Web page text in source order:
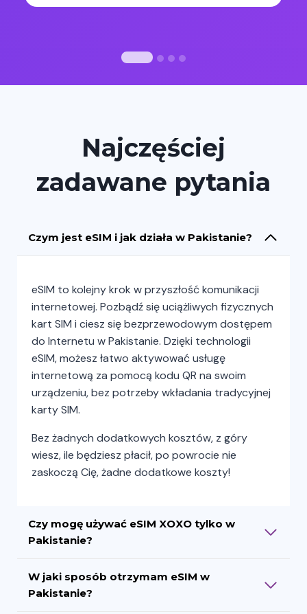
Najczęściej
zadawane pytania
Czym jest eSIM i jak działa w Pakistanie?
eSIM to kolejny krok w przyszłość komunikacji
internetowej. Pozbądź się uciążliwych fizycznych
kart SIM i ciesz się bezprzewodowym dostępem
do Internetu w Pakistanie. Dzięki technologii
eSIM, możesz łatwo aktywować usługę
internetową za pomocą kodu QR na swoim
urządzeniu, bez potrzeby wkładania tradycyjnej
karty SIM.
Bez żadnych dodatkowych kosztów, z góry
wiesz, ile będziesz płacił, po powrocie nie
zaskoczą Cię, żadne dodatkowe koszty!
Czy mogę używać eSIM XOXO tylko w
Pakistanie?
W jaki sposób otrzymam eSIM w
Pakistanie?